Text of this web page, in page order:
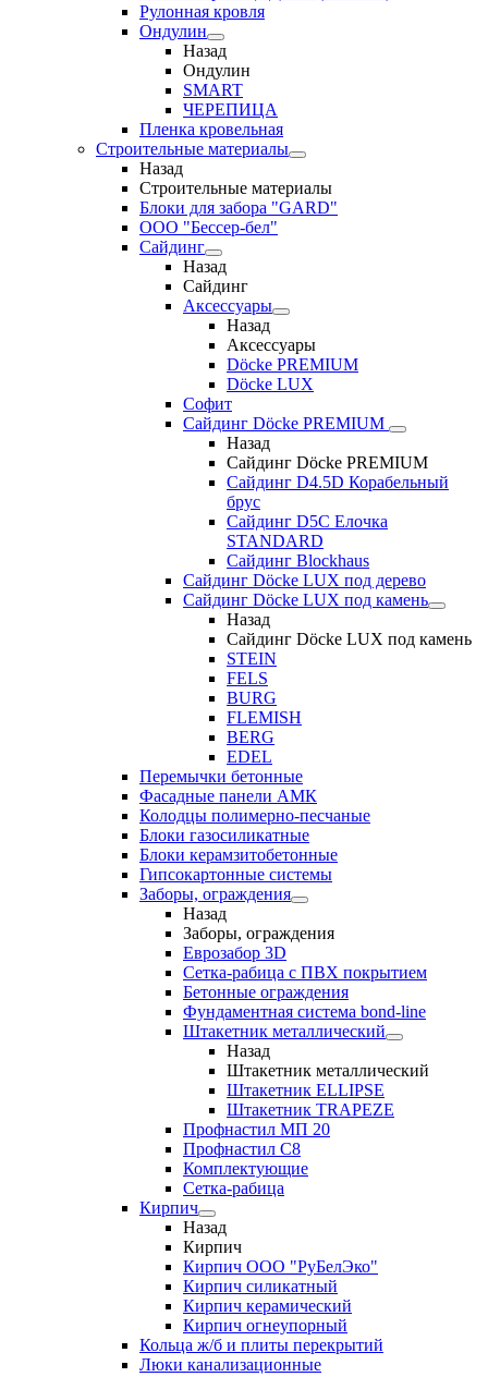
Рулонная кровля
Ондулин
Назад
Ондулин
SMART
ЧЕРЕПИЦА
Пленка кровельная
Строительные материалы
Назад
Строительные материалы
Блоки для забора "GARD"
ООО "Бессер-бел"
Сайдинг
Назад
Сайдинг
Аксессуары
Назад
Аксессуары
Döcke PREMIUM
Döcke LUX
Софит
Сайдинг Döcke PREMIUM
Назад
Сайдинг Döcke PREMIUM
Сайдинг D4.5D Корабельный
брус
Сайдинг D5С Елочка
STANDARD
Сайдинг Blockhaus
Сайдинг Döcke LUX под дерево
Сайдинг Döcke LUX под камень
Назад
Сайдинг Döcke LUX под камень
STEIN
FELS
BURG
FLEMISH
BERG
EDEL
Перемычки бетонные
Фасадные панели АМК
Колодцы полимерно-песчаные
Блоки газосиликатные
Блоки керамзитобетонные
Гипсокартонные системы
Заборы, ограждения
Назад
Заборы, ограждения
Еврозабор 3D
Сетка-рабица с ПВХ покрытием
Бетонные ограждения
Фундаментная система bond-line
Штакетник металлический
Назад
Штакетник металлический
Штакетник ELLIPSE
Штакетник TRAPEZE
Профнастил МП 20
Профнастил С8
Комплектующие
Сетка-рабица
Кирпич
Назад
Кирпич
Кирпич ООО "РуБелЭко"
Кирпич силикатный
Кирпич керамический
Кирпич огнеупорный
Кольца ж/б и плиты перекрытий
Люки канализационные